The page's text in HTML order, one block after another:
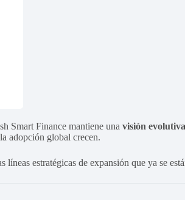
Smart Finance mantiene unavisión
adopción global crecen.
líneas estratégicas de expansión que ya se